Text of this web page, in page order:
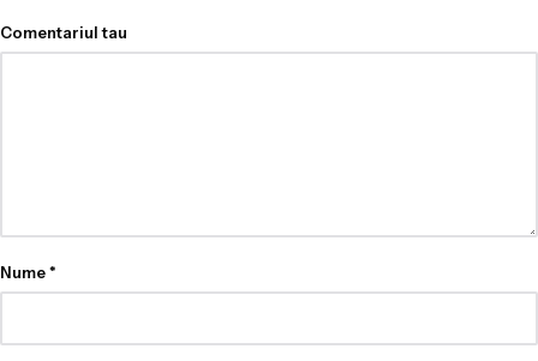
Comentariul tau
Nume*